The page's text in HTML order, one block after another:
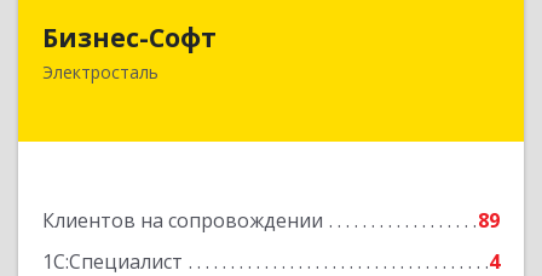
Бизнес-Софт
Электросталь
Клиентов на сопровождении
89
1С:Специалист
4
144000, Московская обл, Электросталь г, Карла
Подробнее